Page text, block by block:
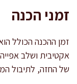
זמני הכנה
אקטיבית ושלב
של החזה, לתיבול